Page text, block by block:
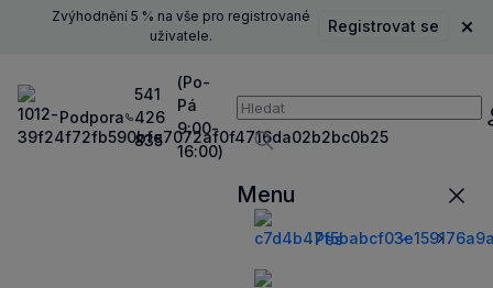
Zvýhodnění 5 % na vše pro registrované
uživatele.
Registrovat se
Podpora
541
426
835
(Po-
Pá
9:00-
16:00)
Vyhledávání
Vyhledávat
Menu
Pes
ZobrazitZobrazit